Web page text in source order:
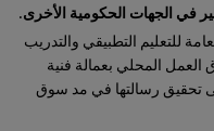
في الجهات الحكومية الأخرى.
للتعليم التطبيقي والتدريب
المحلي بعمالة فنية
تحقيق رسالتها في مد سوق